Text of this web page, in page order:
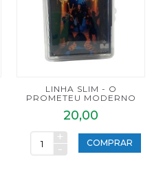
LINHA SLIM - O
PROMETEU MODERNO
20,00
+
-
COMPRAR